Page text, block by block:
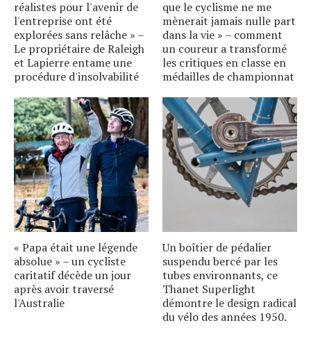
réalistes pour l'avenir de
l'entreprise ont été
explorées sans relâche » –
Le propriétaire de Raleigh
et Lapierre entame une
procédure d'insolvabilité
que le cyclisme ne me
mènerait jamais nulle part
dans la vie » – comment
un coureur a transformé
les critiques en classe en
médailles de championnat
« Papa était une légende
absolue » – un cycliste
caritatif décède un jour
après avoir traversé
l'Australie
Un boîtier de pédalier
suspendu bercé par les
tubes environnants, ce
Thanet Superlight
démontre le design radical
du vélo des années 1950.